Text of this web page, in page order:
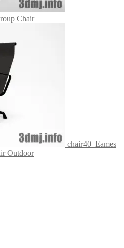
Chair
chair40_Eames
Outdoor